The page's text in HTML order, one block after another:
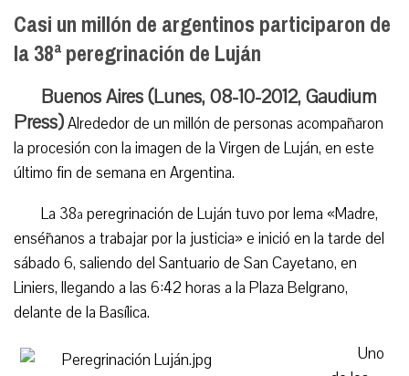
Casi un millón de argentinos participaron de
la 38ª peregrinación de Luján
Buenos Aires (Lunes, 08-10-2012, Gaudium
Press)Alrededor de un millón de personas acompañaron
la procesión con la imagen de la Virgen de Luján, en este
último fin de semana en Argentina.
La 38ª peregrinación de Luján tuvo por lema «Madre,
enséñanos a trabajar por la justicia» e inició en la tarde del
sábado 6, saliendo del Santuario de San Cayetano, en
Liniers, llegando a las 6:42 horas a la Plaza Belgrano,
delante de la Basílica.
Uno